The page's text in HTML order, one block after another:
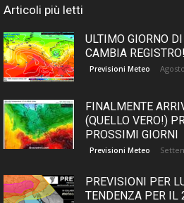
Articoli più letti
ULTIMO GIORNO
CAMBIA REGISTRO!
Previsioni Meteo
FINALMENTE
(QUELLO VERO!)
PROSSIMI GIORNI
Previsioni Meteo
PREVISIONI PER
TENDENZA PER IL